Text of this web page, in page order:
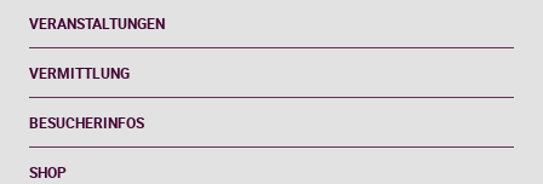
VERANSTALTUNGEN
VERMITTLUNG
BESUCHERINFOS
SHOP